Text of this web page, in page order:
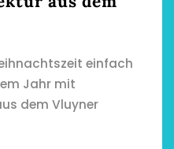
einfach
Jahr mit
dem Vluyner